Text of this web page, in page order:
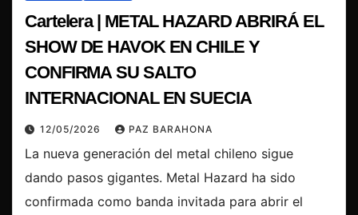
Cartelera | METAL HAZARD ABRIRÁ EL
SHOW DE HAVOK EN CHILE Y
CONFIRMA SU SALTO
INTERNACIONAL EN SUECIA
12/05/2026 PAZ BARAHONA
La nueva generación del metal chileno sigue
dando pasos gigantes. Metal Hazard ha sido
confirmada como banda invitada para abrir el